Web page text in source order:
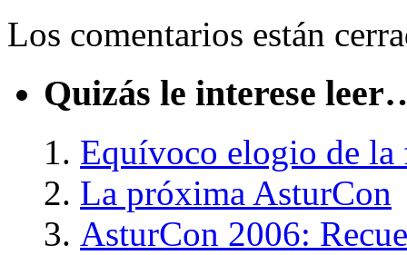
Los comentarios están
Quizás le interese
Equívoco elogio de la
La próxima AsturCon
AsturCon 2006: